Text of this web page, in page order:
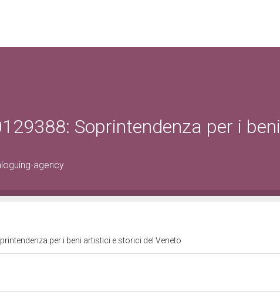
Soprintendenza per i beni
agency
per i beni artistici e storici del Veneto